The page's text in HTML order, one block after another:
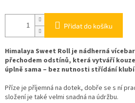
Přidat do košíku
Himalaya Sweet Roll je nádherná
přechodem odstínů, která vytváří
úplně sama – bez nutnosti střídání
Příze je příjemná na dotek, dobře se s ní
složení je také velmi snadná na údržbu.